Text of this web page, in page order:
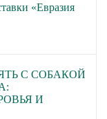
«Евразия
С СОБАКОЙ
И